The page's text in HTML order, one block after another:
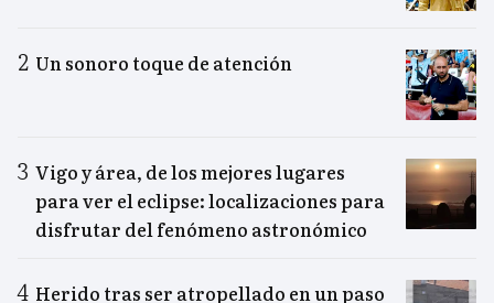
Un sonoro toque de atención
Vigo y área, de los mejores lugares
para ver el eclipse: localizaciones para
disfrutar del fenómeno astronómico
Herido tras ser atropellado en un paso